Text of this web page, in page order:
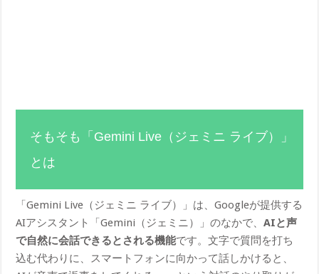
そもそも「Gemini Live（ジェミニ ライブ）」
とは
「Gemini Live（ジェミニ ライブ）」は、Googleが提供する
AIアシスタント「Gemini（ジェミニ）」のなかで、AIと声
で自然に会話できるとされる機能です。文字で質問を打ち
込む代わりに、スマートフォンに向かって話しかけると、